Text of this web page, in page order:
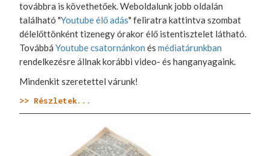
továbbra is követhetőek. Weboldalunk jobb oldalán
található "Youtube élő adás" feliratra kattintva szombat
délelőttönként tizenegy órakor élő istentisztelet látható.
TovábbáYoutube csatornánkon ésmédiatárunkban
rendelkezésre állnak korábbi video- és hanganyagaink.
Mindenkit szeretettel várunk!
>> Részletek...